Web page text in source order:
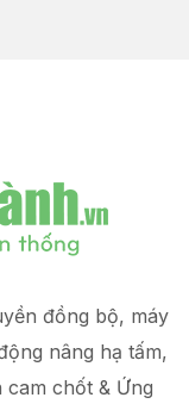
đồng bộ, máy
nâng hạ tấm,
chốt & Ứng